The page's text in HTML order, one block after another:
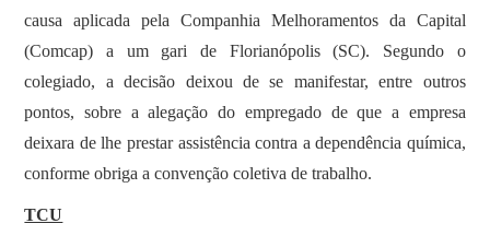
causa aplicada pela Companhia Melhoramentos da Capital
(Comcap) a um gari de Florianópolis (SC). Segundo o
colegiado, a decisão deixou de se manifestar, entre outros
pontos, sobre a alegação do empregado de que a empresa
deixara de lhe prestar assistência contra a dependência química,
conforme obriga a convenção coletiva de trabalho.
TCU